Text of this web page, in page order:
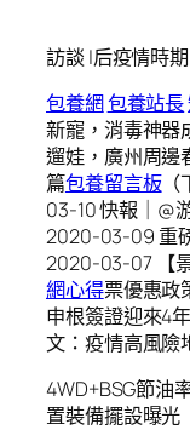
訪談 |后疫情時
包養網包養站長
新寵，消毒神
遛娃，廣州周邊
篇包養留言板（
03-10 快報｜@
2020-03-09 重
2020-03-07 【
網心得票優惠政
申根簽證迎來4
文：疫情高風
​4WD+BSG節油
置裝備擺設曝光